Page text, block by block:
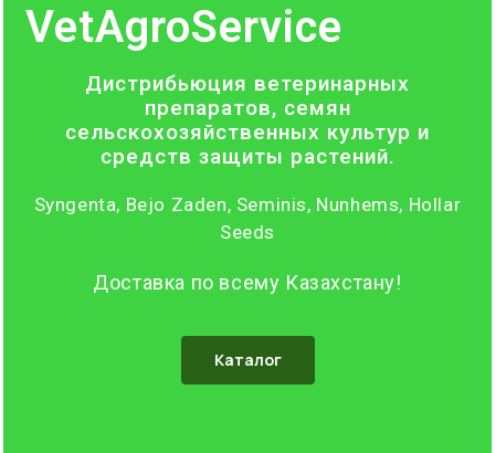
VetAgroService
Дистрибьюция ветеринарных
препаратов, семян
сельскохозяйственных культур и
средств защиты растений.
Syngenta, Bejo Zaden, Seminis, Nunhems, Hollar
Seeds
Доставка по всему Казахстану!
Каталог